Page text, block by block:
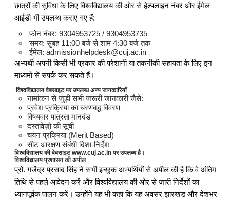
छात्रों की सुविधा के लिए विश्वविद्यालय की ओर से हेल्पलाइन नंबर और ईमेल
आईडी भी उपलब्ध कराए गए हैं:
फोन नंबर: 9304953725 / 9304953735
समय: सुबह 11:00 बजे से शाम 4:30 बजे तक
ईमेल: admissionhelpdesk@cuj.ac.in
अभ्यर्थी अपनी किसी भी प्रकार की परेशानी या तकनीकी सहायता के लिए इन
माध्यमों से संपर्क कर सकते हैं।
विश्वविद्यालय वेबसाइट पर उपलब्ध अन्य जानकारियाँ
नामांकन से जुड़ी सभी जरूरी जानकारी जैसे:
प्रवेश प्रक्रिया का चरणबद्ध विवरण
विषयवार पात्रता मानदंड
दस्तावेज़ों की सूची
चयन प्रक्रिया (Merit Based)
सीट आरक्षण संबंधी दिशा-निर्देश
विश्वविद्यालय की वेबसाइट www.cuj.ac.in पर उपलब्ध है।
विश्वविद्यालय प्रशासन की अपील
प्रो. गजेंद्र प्रसाद सिंह ने सभी इच्छुक अभ्यर्थियों से अपील की है कि वे अंतिम
तिथि से पहले आवेदन करें और विश्वविद्यालय की ओर से जारी निर्देशों का
ध्यानपूर्वक पालन करें। उन्होंने यह भी कहा कि यह अवसर झारखंड और देशभर